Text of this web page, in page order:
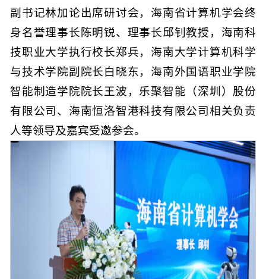
副书记林加论出席研讨会，海南省计算机学会终
身名誉理事长陈明锐、理事长邱钊教授，海南科
技职业大学执行校长郑兵，海南大学计算机科学
与技术学院副院长白晓东，海南外国语职业学院
智能制造学院院长王波，乐聚智能（深圳）股份
有限公司、海南恒洛智港科技有限公司相关负责
人等领导及嘉宾受邀参会。